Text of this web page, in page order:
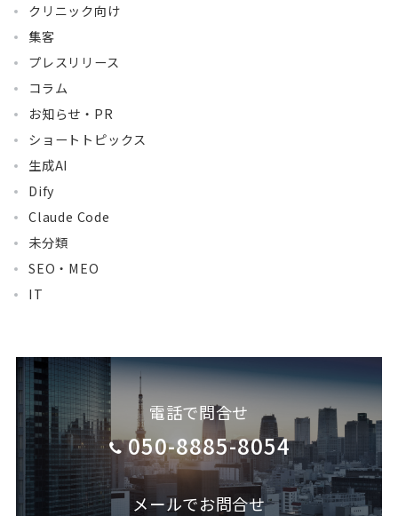
クリニック向け
集客
プレスリリース
コラム
お知らせ・PR
ショートトピックス
生成AI
Dify
Claude Code
未分類
SEO・MEO
IT
電話で問合せ
050-8885-8054
メールでお問合せ